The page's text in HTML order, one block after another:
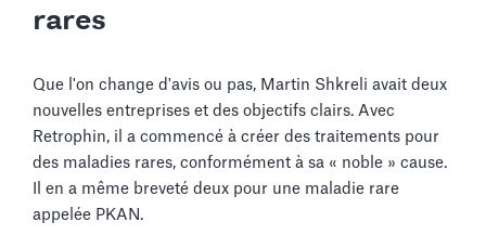
rares
Que l'on change d'avis ou pas, Martin Shkreli avait deux
nouvelles entreprises et des objectifs clairs. Avec
Retrophin, il a commencé à créer des traitements pour
des maladies rares, conformément à sa « noble » cause.
Il en a même breveté deux pour une maladie rare
appelée PKAN.